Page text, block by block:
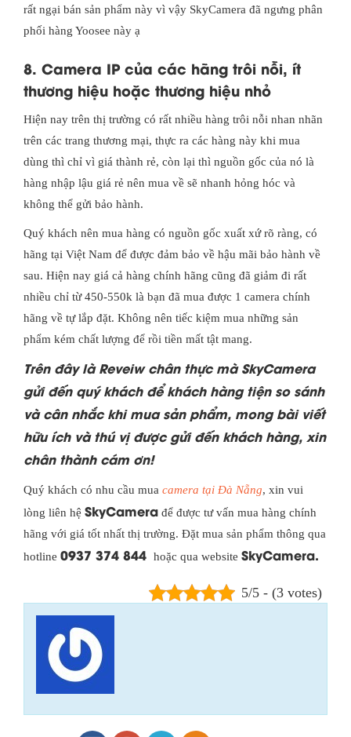
rất ngại bán sản phẩm này vì vậy SkyCamera đã ngưng phân
phối hàng Yoosee này ạ
8. Camera IP của các hãng trôi nỗi, ít
thương hiệu hoặc thương hiệu nhỏ
Hiện nay trên thị trường có rất nhiều hàng trôi nỗi nhan nhãn
trên các trang thương mại, thực ra các hàng này khi mua
dùng thì chỉ vì giá thành rẻ, còn lại thì nguồn gốc của nó là
hàng nhập lậu giá rẻ nên mua về sẽ nhanh hỏng hóc và
không thể gửi bảo hành.
Quý khách nên mua hàng có nguồn gốc xuất xứ rõ ràng, có
hãng tại Việt Nam để được đảm bảo về hậu mãi bảo hành về
sau. Hiện nay giá cả hàng chính hãng cũng đã giảm đi rất
nhiều chỉ từ 450-550k là bạn đã mua được 1 camera chính
hãng về tự lắp đặt. Không nên tiếc kiệm mua những sản
phẩm kém chất lượng để rồi tiền mất tật mang.
Trên đây là Reveiw chân thực mà SkyCamera
gửi đến quý khách để khách hàng tiện so sánh
và cân nhắc khi mua sản phẩm, mong bài viết
hữu ích và thú vị được gửi đến khách hàng, xin
chân thành cám ơn!
Quý khách có nhu cầu mua camera tại Đà Nẵng, xin vui
lòng liên hệ SkyCamera để được tư vấn mua hàng chính
hãng với giá tốt nhất thị trường. Đặt mua sản phẩm thông qua
hotline 0937 374 844 hoặc qua website SkyCamera.
5/5 - (3 votes)